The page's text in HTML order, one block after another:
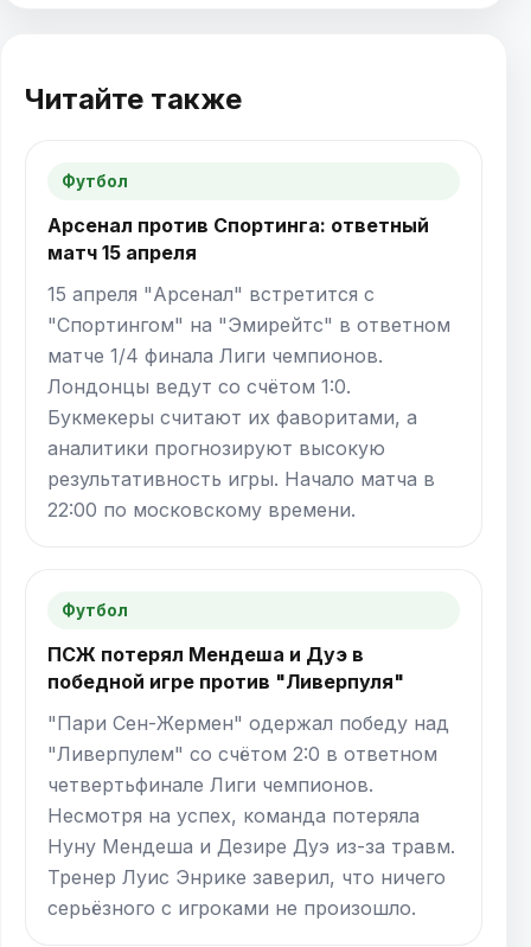
Читайте также
Футбол
Арсенал против Спортинга: ответный
матч 15 апреля
15 апреля "Арсенал" встретится с
"Спортингом" на "Эмирейтс" в ответном
матче 1/4 финала Лиги чемпионов.
Лондонцы ведут со счётом 1:0.
Букмекеры считают их фаворитами, а
аналитики прогнозируют высокую
результативность игры. Начало матча в
22:00 по московскому времени.
Футбол
ПСЖ потерял Мендеша и Дуэ в
победной игре против "Ливерпуля"
"Пари Сен-Жермен" одержал победу над
"Ливерпулем" со счётом 2:0 в ответном
четвертьфинале Лиги чемпионов.
Несмотря на успех, команда потеряла
Нуну Мендеша и Дезире Дуэ из-за травм.
Тренер Луис Энрике заверил, что ничего
серьёзного с игроками не произошло.